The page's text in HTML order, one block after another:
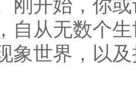
刚开始，你
自从无数个
象世界，以